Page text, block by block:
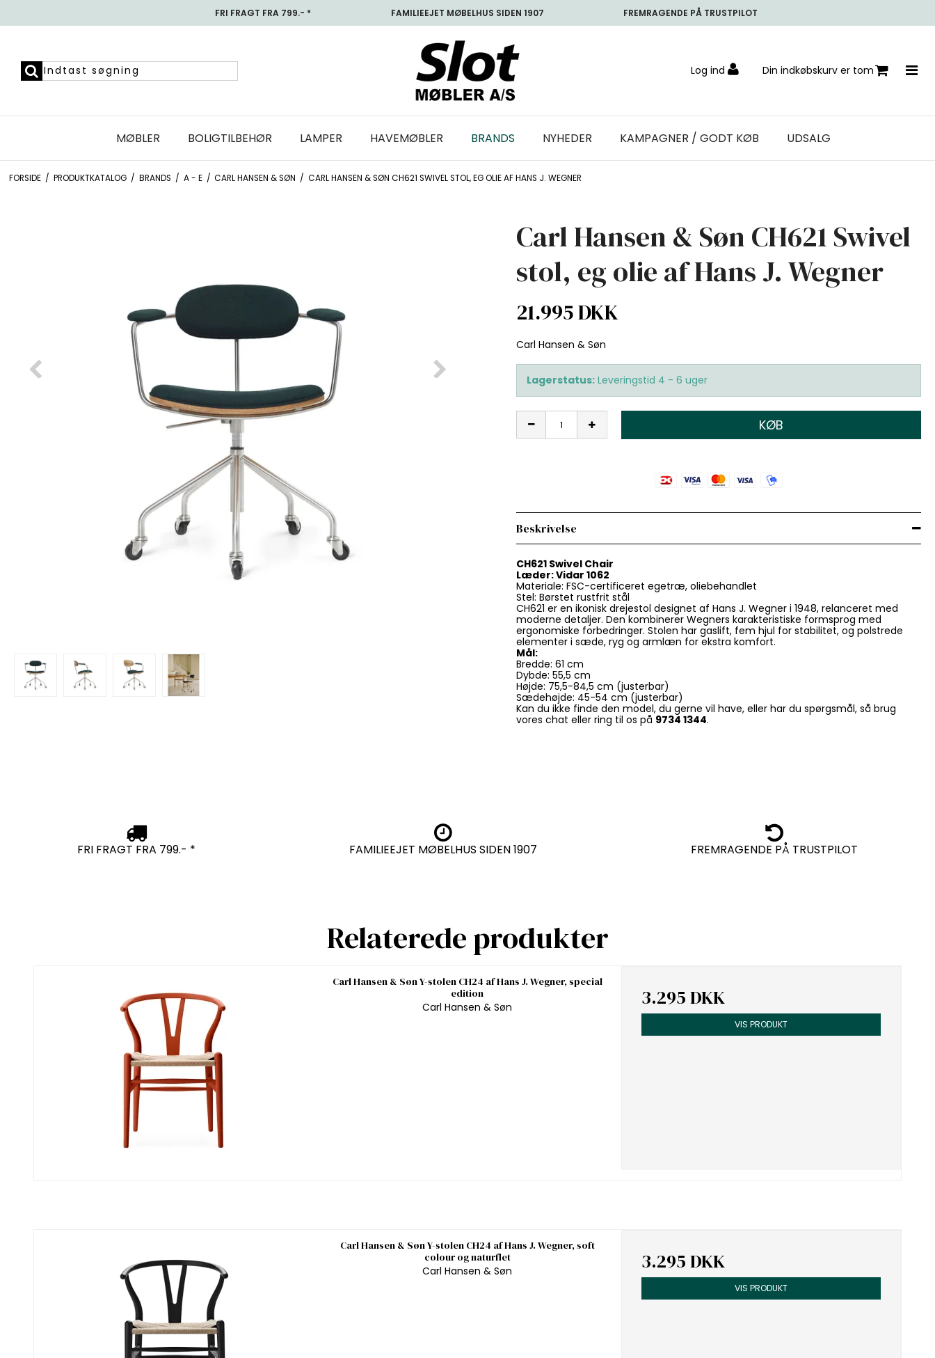
FRI FRAGT FRA 799.- * FAMILIEEJET MØBELHUS SIDEN 1907 FREMRAGENDE PÅ TRUSTPILOT
Log ind Din indkøbskurv er tom
MØBLER BOLIGTILBEHØR LAMPER HAVEMØBLER BRANDS NYHEDER KAMPAGNER / GODT KØB UDSALG
FORSIDE / PRODUKTKATALOG / BRANDS / A - E / CARL HANSEN & SØN / CARL HANSEN & SØN CH621 SWIVEL STOL, EG OLIE AF HANS J. WEGNER
Carl Hansen & Søn CH621 Swivel
stol, eg olie af Hans J. Wegner
21.995 DKK
Carl Hansen & Søn
Lagerstatus: Leveringstid 4 - 6 uger
KØB
Beskrivelse
CH621 Swivel Chair
Læder: Vidar 1062
Materiale: FSC-certificeret egetræ, oliebehandlet
Stel: Børstet rustfrit stål
CH621 er en ikonisk drejestol designet af Hans J. Wegner i 1948, relanceret med
moderne detaljer. Den kombinerer Wegners karakteristiske formsprog med
ergonomiske forbedringer. Stolen har gaslift, fem hjul for stabilitet, og polstrede
elementer i sæde, ryg og armlæn for ekstra komfort.
Mål:
Bredde: 61 cm
Dybde: 55,5 cm
Højde: 75,5-84,5 cm (justerbar)
Sædehøjde: 45-54 cm (justerbar)
Kan du ikke finde den model, du gerne vil have, eller har du spørgsmål, så brug
vores chat eller ring til os på 9734 1344.
FRI FRAGT FRA 799.- * FAMILIEEJET MØBELHUS SIDEN 1907 FREMRAGENDE PÅ TRUSTPILOT
Relaterede produkter
Carl Hansen & Søn Y-stolen CH24 af Hans J. Wegner, special
edition
Carl Hansen & Søn
3.295 DKK
VIS PRODUKT
Carl Hansen & Søn Y-stolen CH24 af Hans J. Wegner, soft
colour og naturflet
Carl Hansen & Søn
3.295 DKK
VIS PRODUKT